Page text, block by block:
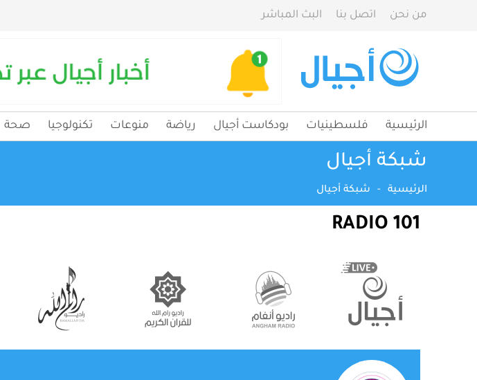
من نحن اتصل بنا البث المباشر
الرئيسية فلسطينيات بودكاست أجيال رياضة منوعات تكنولوجيا صحة
شبكة أجيال
الرئيسية - شبكة أجيال
101 RADIO